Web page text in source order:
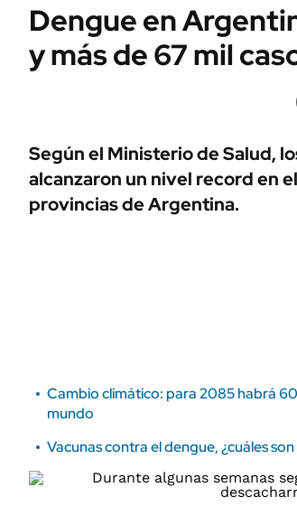
Campo
FINANZAS
ÁMBITO DEBATE
MEDIAKIT AMBITO DEBATE
Dengue en
y más de 67 mil
Según el Ministerio de Salud,
alcanzaron un nivel record en
provincias de Argentina.
Cambio climático: para 2085 habrá
mundo
Vacunas contra el dengue, ¿cuáles